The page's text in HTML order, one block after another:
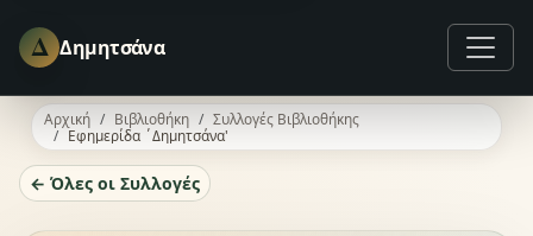
Δ Δημητσάνα
Αρχική Βιβλιοθήκη
Συλλογές Βιβλιοθήκης
Εφημερίδα ΄Δημητσάνα'
← Όλες οι Συλλογές